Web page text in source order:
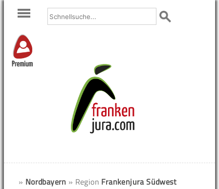
Premium
» Nordbayern » Region Frankenjura Südwest